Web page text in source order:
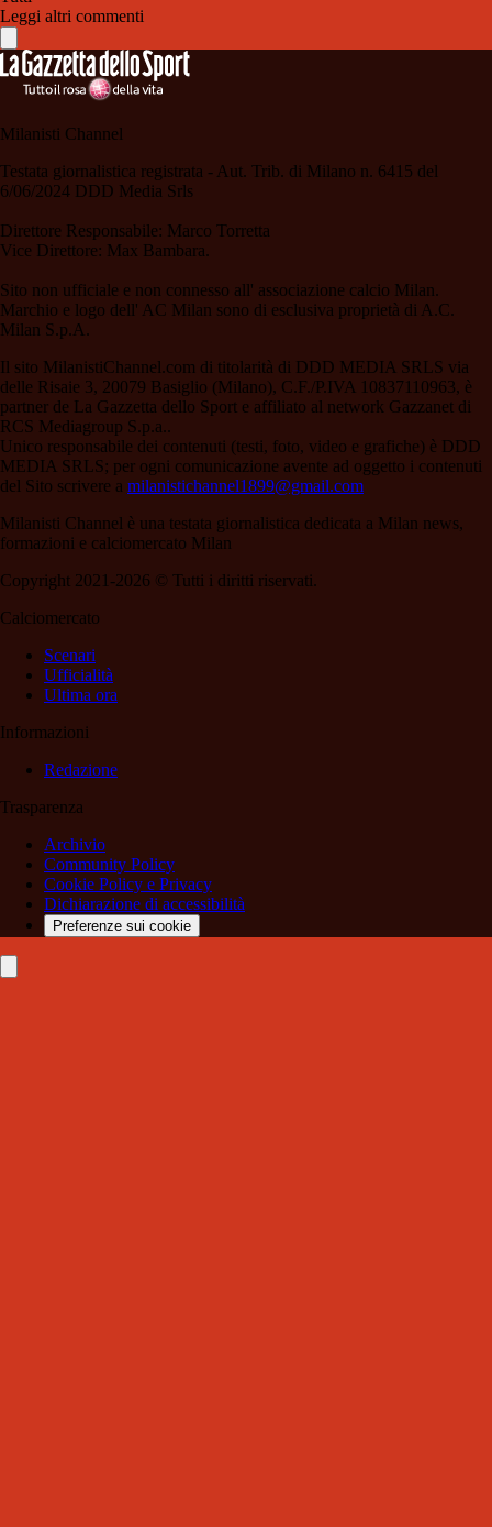
Leggi altri commenti
Milanisti Channel
Testata giornalistica registrata - Aut. Trib. di Milano n. 6415 del
6/06/2024 DDD Media Srls
Direttore Responsabile: Marco Torretta
Vice Direttore: Max Bambara.
Sito non ufficiale e non connesso all' associazione calcio Milan.
Marchio e logo dell' AC Milan sono di esclusiva proprietà di A.C.
Milan S.p.A.
Il sito MilanistiChannel.com di titolarità di DDD MEDIA SRLS via
delle Risaie 3, 20079 Basiglio (Milano), C.F./P.IVA 10837110963, è
partner de La Gazzetta dello Sport e affiliato al network Gazzanet di
RCS Mediagroup S.p.a..
Unico responsabile dei contenuti (testi, foto, video e grafiche) è DDD
MEDIA SRLS; per ogni comunicazione avente ad oggetto i contenuti
del Sito scrivere a milanistichannel1899@gmail.com
Milanisti Channel è una testata giornalistica dedicata a Milan news,
formazioni e calciomercato Milan
Copyright 2021-2026 © Tutti i diritti riservati.
Calciomercato
Scenari
Ufficialità
Ultima ora
Informazioni
Redazione
Trasparenza
Archivio
Community Policy
Cookie Policy e Privacy
Dichiarazione di accessibilità
Preferenze sui cookie